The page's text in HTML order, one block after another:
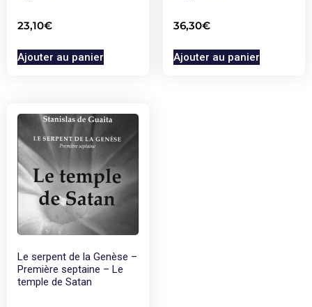
23,10€
Ajouter au panier
36,30€
Ajouter au panier
Le serpent de la Genèse –
Première septaine – Le
temple de Satan